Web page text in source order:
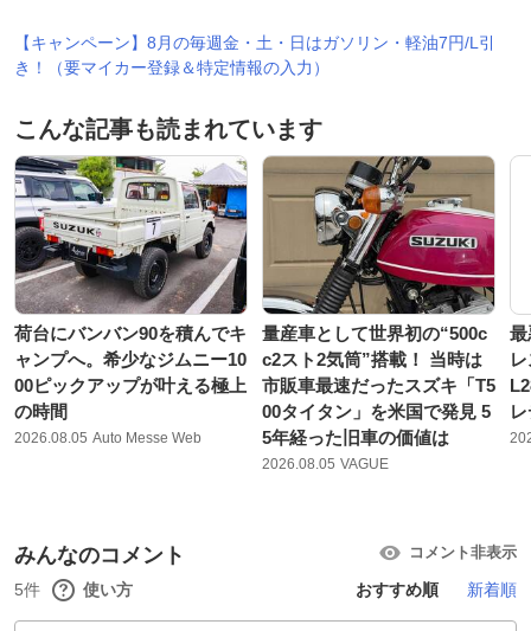
【キャンペーン】8月の毎週金・土・日はガソリン・軽油7円/L引
き！（要マイカー登録＆特定情報の入力）
こんな記事も読まれています
荷台にバンバン90を積んでキ
ャンプへ。希少なジムニー10
00ピックアップが叶える極上
の時間
2026.08.05 Auto Messe Web
量産車として世界初の“500c
c2スト2気筒”搭載！ 当時は
市販車最速だったスズキ「T5
00タイタン」を米国で発見 5
5年経った旧車の価値は
2026.08.05 VAGUE
最
みんなのコメント コメント非表示
5件 使い方 おすすめ順 新着順